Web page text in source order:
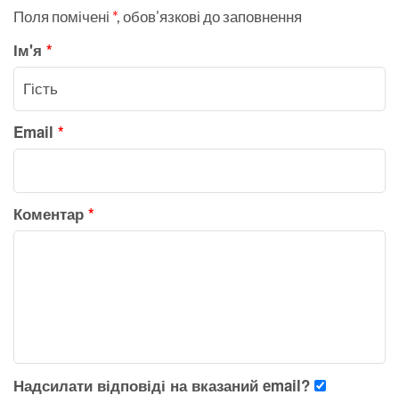
Поля помічені *, обов'язкові до заповнення
Ім'я *
Email *
Коментар *
Надсилати відповіді на вказаний email?